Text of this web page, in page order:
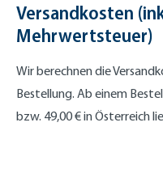
Versandkosten
Mehrwertsteuer)
Wir berechnen die
Bestellung. Ab einem
bzw. 49,00 € in Österreich